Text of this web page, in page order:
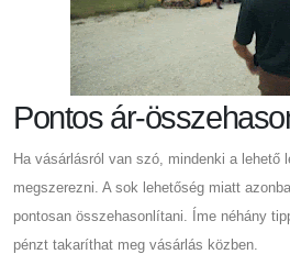
Pontos ár-
Ha vásárlásról van szó, mindenki a lehető
megszerezni. A sok lehetőség miatt
pontosan összehasonlítani. Íme néhány
pénzt takaríthat meg vásárlás közben.